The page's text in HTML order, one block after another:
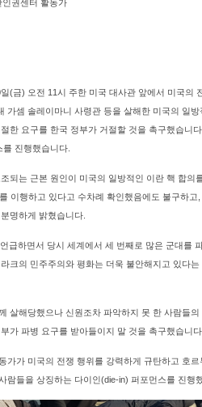
권센터 활동가
(금) 오전 11시 주한 미국 대사관 앞에서 미국의
가셈 솔레이마니 사령관 등을 살해한 미국의 일
한 요구를 한국 정부가 거절할 것을 촉구했습니
진행했습니다.
되는 근본 원인이 미국의 일방적인 이란 핵 합의
이행하고 있다고 수차례 확인했음에도 불구하
명하게 밝혔습니다.
급하면서 당시 세계에서 세 번째로 많은 군대를
크의 민주주의와 평화는 더욱 불안해지고 있다
살해당했으나 신원조차 파악하지 못 한 사람들
가 파병 요구를 받아들이지 말 것을 촉구했습니다.
가가 미국의 전쟁 행위를 강력하게 규탄하고 호
들을 상징하는 다이인(die-in) 퍼포먼스를 진행